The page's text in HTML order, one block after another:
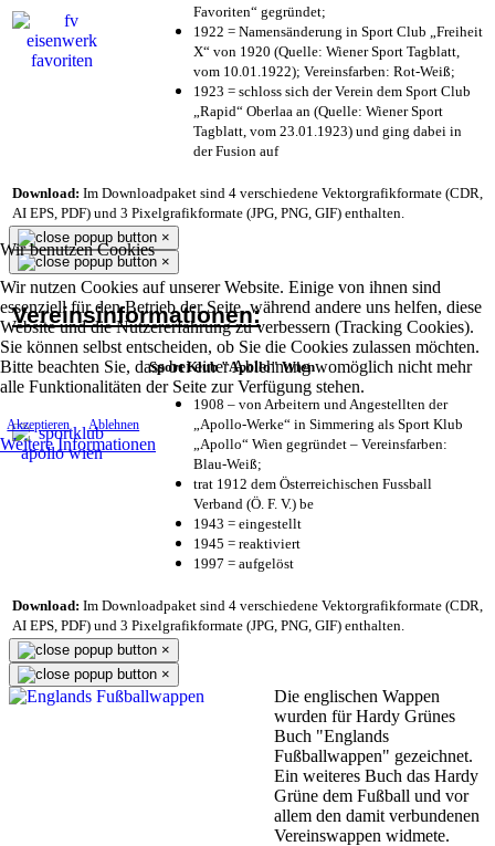
Wir benutzen Cookies
Wir nutzen Cookies auf unserer Website. Einige von ihnen sind
essenziell für den Betrieb der Seite, während andere uns helfen, diese
Website und die Nutzererfahrung zu verbessern (Tracking Cookies).
Sie können selbst entscheiden, ob Sie die Cookies zulassen möchten.
Bitte beachten Sie, dass bei einer Ablehnung womöglich nicht mehr
alle Funktionalitäten der Seite zur Verfügung stehen.
Akzeptieren Ablehnen
Weitere Informationen
Favoriten“ gegründet;
1922 = Namensänderung in Sport Club „Freiheit
X“ von 1920 (Quelle: Wiener Sport Tagblatt,
vom 10.01.1922); Vereinsfarben: Rot-Weiß;
1923 = schloss sich der Verein dem Sport Club
„Rapid“ Oberlaa an (Quelle: Wiener Sport
Tagblatt, vom 23.01.1923) und ging dabei in
der Fusion auf
Download: Im Downloadpaket sind 4 verschiedene Vektorgrafikformate (CDR,
AI EPS, PDF) und 3 Pixelgrafikformate (JPG, PNG, GIF) enthalten.
×
×
Vereinsinformationen:
Sport Klub "Apollo" Wien
1908 – von Arbeitern und Angestellten der
„Apollo-Werke“ in Simmering als Sport Klub
„Apollo“ Wien gegründet – Vereinsfarben:
Blau-Weiß;
trat 1912 dem Österreichischen Fussball
Verband (Ö. F. V.) be
1943 = eingestellt
1945 = reaktiviert
1997 = aufgelöst
Download: Im Downloadpaket sind 4 verschiedene Vektorgrafikformate (CDR,
AI EPS, PDF) und 3 Pixelgrafikformate (JPG, PNG, GIF) enthalten.
×
×
Die englischen Wappen
wurden für Hardy Grünes
Buch "Englands
Fußballwappen" gezeichnet.
Ein weiteres Buch das Hardy
Grüne dem Fußball und vor
allem den damit verbundenen
Vereinswappen widmete.